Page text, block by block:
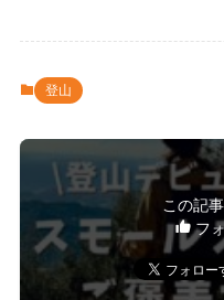
登山
この記
フ